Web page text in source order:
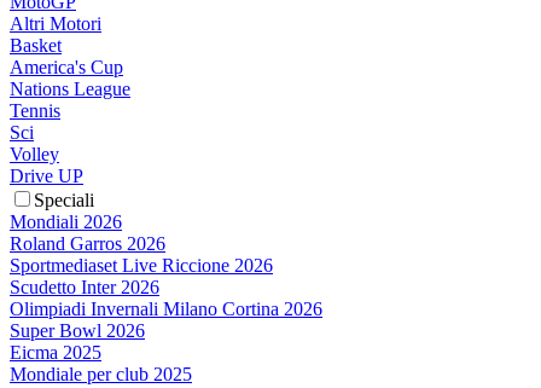
Altri Motori
Basket
America's Cup
Nations League
Tennis
Sci
Volley
Drive UP
Speciali
Mondiali 2026
Roland Garros 2026
Sportmediaset Live Riccione 2026
Scudetto Inter 2026
Olimpiadi Invernali Milano Cortina 2026
Super Bowl 2026
Eicma 2025
Mondiale per club 2025